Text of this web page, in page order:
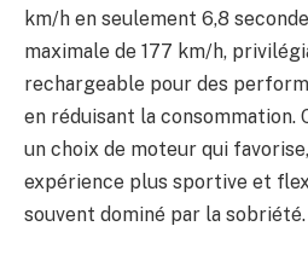
km/h en seulement 6,8
maximale de 177 km/h,
rechargeable pour des
en réduisant la
un choix de moteur qui
expérience plus sportive et
souvent dominé par la sobriété.